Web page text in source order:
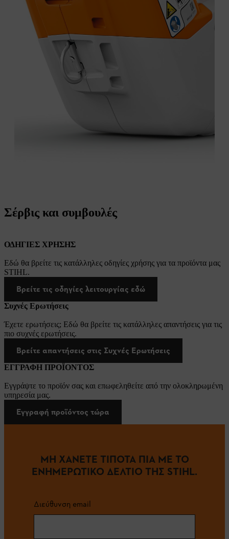
Σέρβις και συμβουλές
ΟΔΗΓΙΕΣ ΧΡΗΣΗΣ
Εδώ θα βρείτε τις κατάλληλες οδηγίες χρήσης για τα προϊόντα μας
STIHL.
Βρείτε τις οδηγίες λειτουργίας εδώ
Συχνές Ερωτήσεις
Έχετε ερωτήσεις; Εδώ θα βρείτε τις κατάλληλες απαντήσεις για τις
πιο συχνές ερωτήσεις.
Βρείτε απαντήσεις στις Συχνές Ερωτήσεις
ΕΓΓΡΑΦΗ ΠΡΟΪΟΝΤΟΣ
Εγγράψτε το προϊόν σας και επωφεληθείτε από την ολοκληρωμένη
υπηρεσία μας.
Εγγραφή προϊόντος τώρα
ΜΗ ΧΑΝΕΤΕ ΤΙΠΟΤΑ ΠΙΑ ΜΕ ΤΟ
ΕΝΗΜΕΡΩΤΙΚΟ ΔΕΛΤΙΟ ΤΗΣ STIHL.
Διεύθυνση email